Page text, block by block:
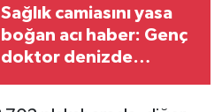
Sağlık camiasını yasa
boğan acı haber: Genç
doktor denizde